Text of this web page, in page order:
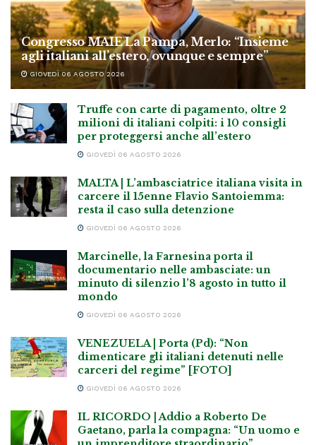
Congresso MAIE La Pampa, Merlo: “Insieme
agli italiani all’estero, ovunque e sempre”
GIOVEDÌ 06 AGOSTO 2026
Truffe con carte di pagamento, oltre 2
milioni di italiani colpiti: i 10 consigli
per proteggersi anche all’estero
GIOVEDÌ 06 AGOSTO 2026
MALTA | L’ambasciatrice italiana visita in
carcere il 15enne Flavio Santoiemma:
resta il caso sulla detenzione
GIOVEDÌ 06 AGOSTO 2026
Marcinelle, la Farnesina porta il
documentario nelle ambasciate: un
minuto di silenzio l’8 agosto in tutto il
mondo
GIOVEDÌ 06 AGOSTO 2026
VENEZUELA | Porta (Pd): “Non
dimenticare gli italiani detenuti nelle
carceri del regime” [FOTO]
GIOVEDÌ 06 AGOSTO 2026
IL RICORDO | Addio a Roberto De
Gaetano, parla la compagna: “Un uomo e